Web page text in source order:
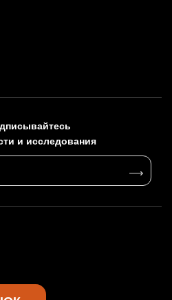
и исследования